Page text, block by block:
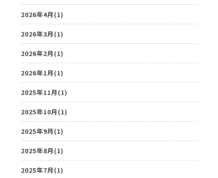
2026年4月 (1)
2026年3月 (1)
2026年2月 (1)
2026年1月 (1)
2025年11月 (1)
2025年10月 (1)
2025年9月 (1)
2025年8月 (1)
2025年7月 (1)